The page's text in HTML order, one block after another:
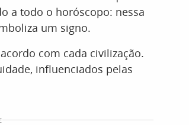
a todo o horóscopo: nessa
um signo.
com cada civilização.
influenciados pelas